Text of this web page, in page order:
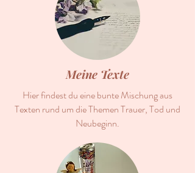
Meine Texte
Hier findest du eine bunte Mischung aus
Texten rund um die Themen Trauer, Tod und
Neubeginn.